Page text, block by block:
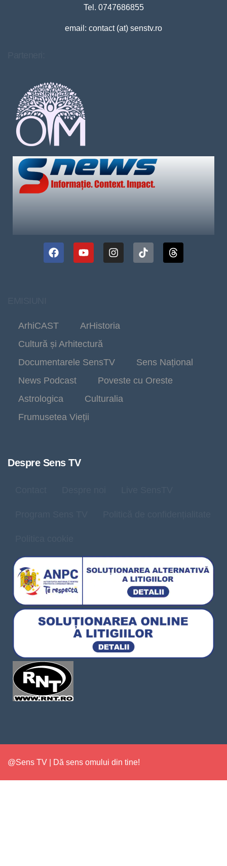
Tel. 0747686855
email: contact (at) senstv.ro
ArhiCAST
ArHistoria
Cultură și Arhitectură
Documentarele SensTV
Sens Național
News Podcast
Poveste cu Oreste
Astrologica
Culturalia
Frumusetea Vieții
Despre Sens TV
@Sens TV | Dă sens omului din tine!